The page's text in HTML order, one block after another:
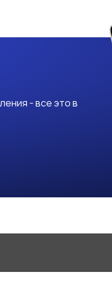
- все это в